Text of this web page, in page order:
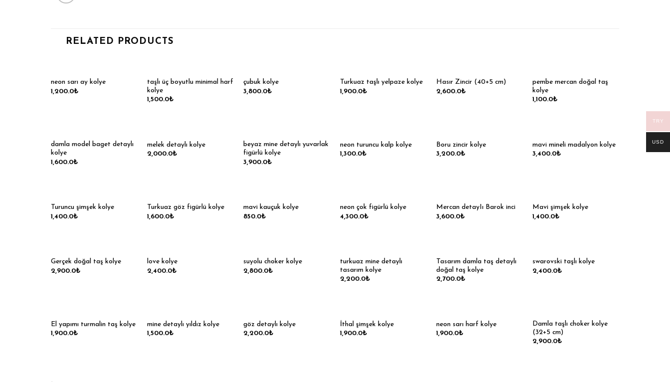
RELATED PRODUCTS
neon sarı ay kolye
1,200.0₺
taşlı üç boyutlu minimal harf
kolye
1,500.0₺
çubuk kolye
3,800.0₺
Turkuaz taşlı yelpaze kolye
1,900.0₺
Hasır Zincir (40+5 cm)
2,600.0₺
pembe mercan doğal taş
kolye
1,100.0₺
damla model baget detaylı
kolye
1,600.0₺
melek detaylı kolye
2,000.0₺
beyaz mine detaylı yuvarlak
figürlü kolye
3,900.0₺
neon turuncu kalp kolye
1,300.0₺
Boru zincir kolye
3,200.0₺
mavi mineli madalyon kolye
3,400.0₺
Turuncu şimşek kolye
1,400.0₺
Turkuaz göz figürlü kolye
1,600.0₺
mavi kauçuk kolye
850.0₺
neon çok figürlü kolye
4,300.0₺
Mercan detayIı Barok inci
3,600.0₺
Mavi şimşek kolye
1,400.0₺
Gerçek doğal taş kolye
2,900.0₺
love kolye
2,400.0₺
suyolu choker kolye
2,800.0₺
turkuaz mine detaylı
tasarım kolye
2,200.0₺
Tasarım damla taş detaylı
doğal taş kolye
2,700.0₺
swarovski taşlı kolye
2,400.0₺
El yapımı turmalin taş kolye
1,900.0₺
mine detaylı yıldız kolye
1,500.0₺
göz detaylı kolye
2,200.0₺
İthal şimşek kolye
1,900.0₺
neon sarı harf kolye
1,900.0₺
Damla taşlı choker kolye
(32+5 cm)
2,900.0₺
TRY
USD